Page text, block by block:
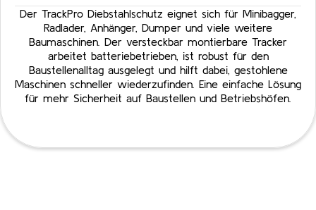
Der TrackPro Diebstahlschutz eignet sich für Minibagger,
Radlader, Anhänger, Dumper und viele weitere
Baumaschinen. Der versteckbar montierbare Tracker
arbeitet batteriebetrieben, ist robust für den
Baustellenalltag ausgelegt und hilft dabei, gestohlene
Maschinen schneller wiederzufinden. Eine einfache Lösung
für mehr Sicherheit auf Baustellen und Betriebshöfen.